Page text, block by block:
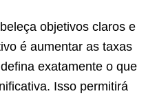
objetivos claros e
é aumentar as taxas
exatamente o que
Isso permitirá